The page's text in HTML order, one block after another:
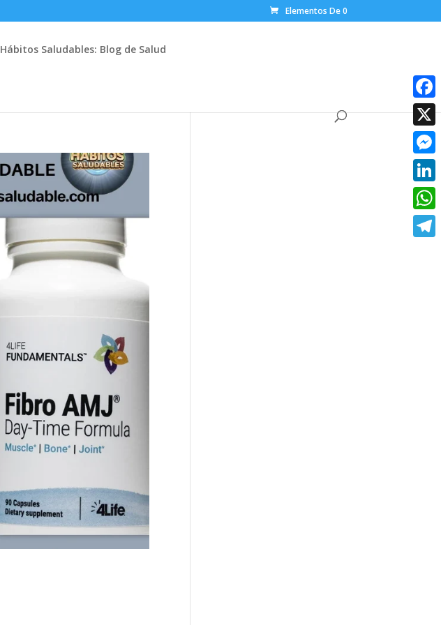
Elementos De 0
Hábitos Saludables: Blog de Salud
X